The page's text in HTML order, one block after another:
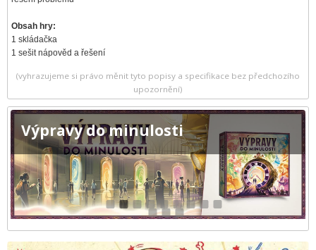
Obsah hry:
1 skládačka
1 sešit nápověd a řešení
(vyhrazujeme si právo měnit tyto popisy a specifikace bez předchozího
upozornění)
Výpravy do minulosti